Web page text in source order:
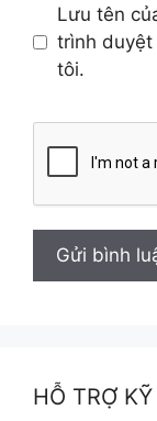
Lưu tên
trình duyệt
tôi.
HỖ TRỢ